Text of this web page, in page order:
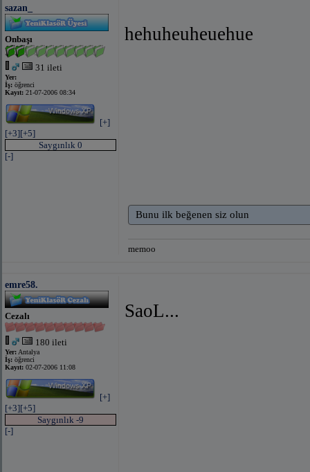
sazan_
Onbaşı
31 ileti
Yer:
İş: öğrenci
Kayıt: 21-07-2006 08:34
[+]
[+3][+5]
Saygınlık 0
[-]
hehuheuheuehue
Bunu ilk beğenen siz olun
memoo
emre58.
Cezalı
180 ileti
Yer: Antalya
İş: öğrenci
Kayıt: 02-07-2006 11:08
[+]
[+3][+5]
Saygınlık -9
[-]
SaoL...